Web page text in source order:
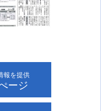
報を提供
ージ